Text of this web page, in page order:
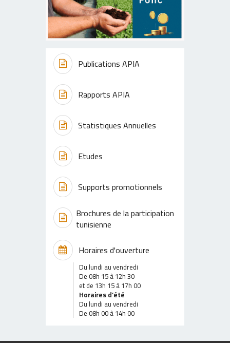
Publications APIA
Rapports APIA
Statistiques Annuelles
Etudes
Supports promotionnels
Brochures de la participation
tunisienne
Horaires d'ouverture
Du lundi au vendredi
De 08h 15 à 12h 30
et de 13h 15 à 17h 00
Horaires d’été
Du lundi au vendredi
De 08h 00 à 14h 00